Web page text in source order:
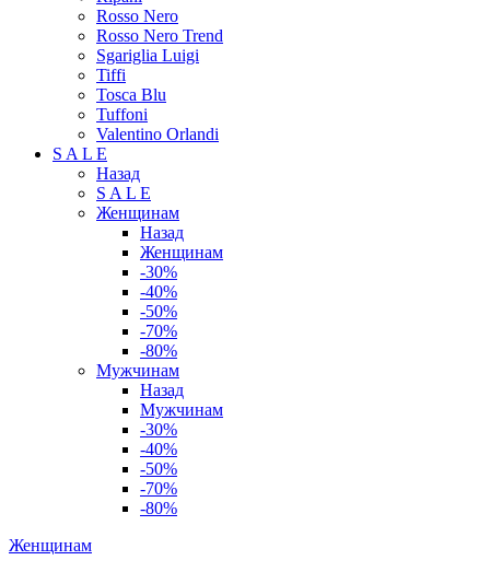
Rosso Nero
Rosso Nero Trend
Sgariglia Luigi
Tiffi
Tosca Blu
Tuffoni
Valentino Orlandi
S A L E
Назад
S A L E
Женщинам
Назад
Женщинам
-30%
-40%
-50%
-70%
-80%
Мужчинам
Назад
Мужчинам
-30%
-40%
-50%
-70%
-80%
Женщинам